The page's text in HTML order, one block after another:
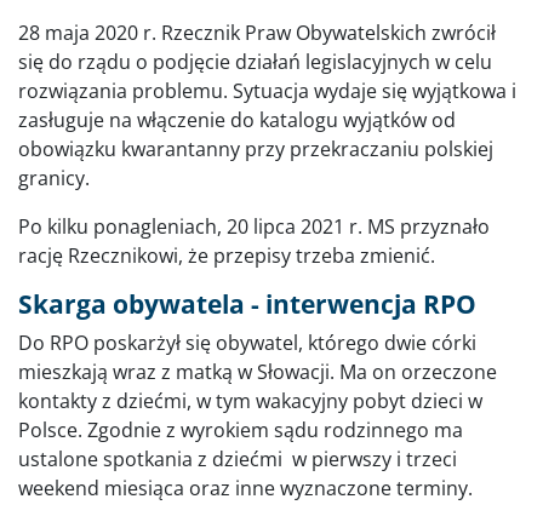
28 maja 2020 r. Rzecznik Praw Obywatelskich zwrócił
się do rządu o podjęcie działań legislacyjnych w celu
rozwiązania problemu. Sytuacja wydaje się wyjątkowa i
zasługuje na włączenie do katalogu wyjątków od
obowiązku kwarantanny przy przekraczaniu polskiej
granicy.
Po kilku ponagleniach, 20 lipca 2021 r. MS przyznało
rację Rzecznikowi, że przepisy trzeba zmienić.
Skarga obywatela - interwencja RPO
Do RPO poskarżył się obywatel, którego dwie córki
mieszkają wraz z matką w Słowacji. Ma on orzeczone
kontakty z dziećmi, w tym wakacyjny pobyt dzieci w
Polsce. Zgodnie z wyrokiem sądu rodzinnego ma
ustalone spotkania z dziećmi w pierwszy i trzeci
weekend miesiąca oraz inne wyznaczone terminy.